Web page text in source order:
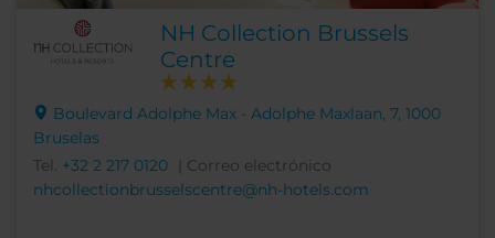
NH Collection Brussels
Centre
Boulevard Adolphe Max - Adolphe Maxlaan, 7, 1000
Bruselas
Tel. +32 2 217 0120
| Correo electrónico
nhcollectionbrusselscentre@nh-hotels.com